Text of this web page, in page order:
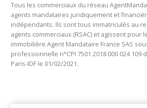
Tous les commerciaux du réseau
agents mandataires juridiquement et
indépendants. Ils sont tous immatriculés au
agents commerciaux (RSAC) et agissent pour
immobilière Agent Mandataire France SAS
professionnelle n°CPI 7501 2018 000 024 109
Paris-IDF le 01/02/2021.